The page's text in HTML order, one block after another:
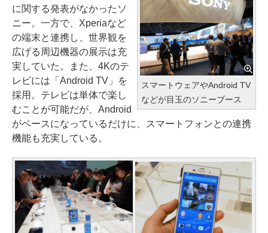
スマートウェアやAndroid TV
などが目玉のソニーブース
に関する発表がなかったソ
ニー。一方で、Xperiaなど
の端末と連携し、世界観を
広げる周辺機器の展示は充
実していた。また、4Kのテ
レビには「Android TV」を
採用。テレビは単体で楽し
むことが可能だが、Android
がベースになっているだけに、スマートフォンとの連携
機能も充実している。